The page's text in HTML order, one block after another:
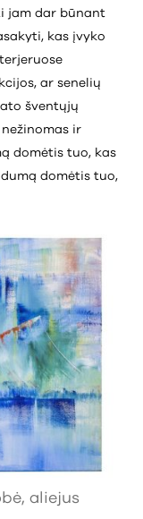
jam dar būnant
kas įvyko
ar senelių
šventųjų
ir
domėtis tuo, kas
domėtis tuo,
aliejus